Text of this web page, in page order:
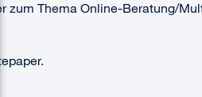
zum Thema Online-Beratung/